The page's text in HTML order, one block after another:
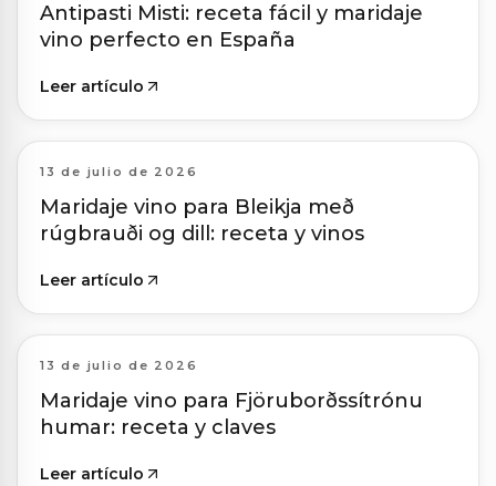
Antipasti Misti: receta fácil y maridaje
vino perfecto en España
Leer artículo
13 de julio de 2026
Maridaje vino para Bleikja með
rúgbrauði og dill: receta y vinos
Leer artículo
13 de julio de 2026
Maridaje vino para Fjöruborðssítrónu
humar: receta y claves
Leer artículo